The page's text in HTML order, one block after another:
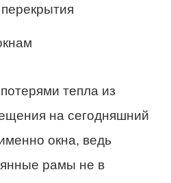
тепла из
на сегодняшний
окна, ведь
рамы не в